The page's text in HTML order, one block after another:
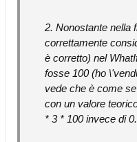
2. Nonostante nella
correttamente
è corretto) nel
fosse 100 (ho
vede che è come
con un valore
* 3 * 100 invece di